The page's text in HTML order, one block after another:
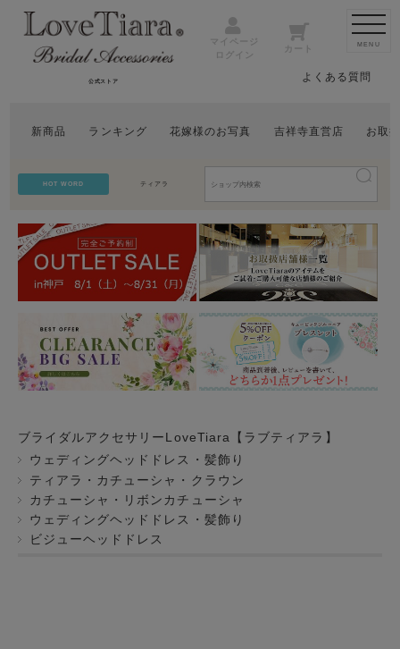
公式ストア
マイページ
ログイン
カート
よくある質問
新商品 ランキング 花嫁様のお写真 吉祥寺直営店 お取
HOT WORD ティアラ
MENU
ブライダルアクセサリーLoveTiara【ラブティアラ】
ウェディングヘッドドレス・髪飾り
ティアラ・カチューシャ・クラウン
カチューシャ・リボンカチューシャ
ウェディングヘッドドレス・髪飾り
ビジューヘッドドレス